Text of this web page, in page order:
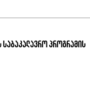
საბაკალავრო პროგრამის